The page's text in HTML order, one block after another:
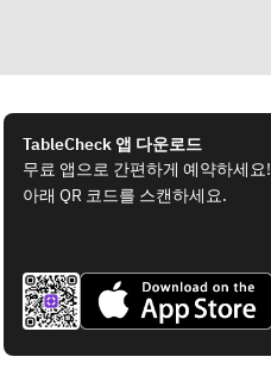
TableCheck 앱 다운로드
무료 앱으로 간편하게 예약하세요!
아래 QR 코드를 스캔하세요.